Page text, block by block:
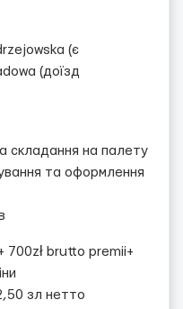
(є
(доїзд
складання на палету
та оформлення
brutto premii+
зл нетто